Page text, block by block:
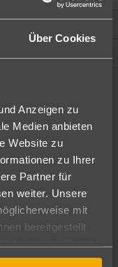
Über Cookies
Anzeigen zu
Medien anbieten
Website zu
zu Ihrer
Partner für
weiter. Unsere
mit
bereitgestellt
Nur Hotel